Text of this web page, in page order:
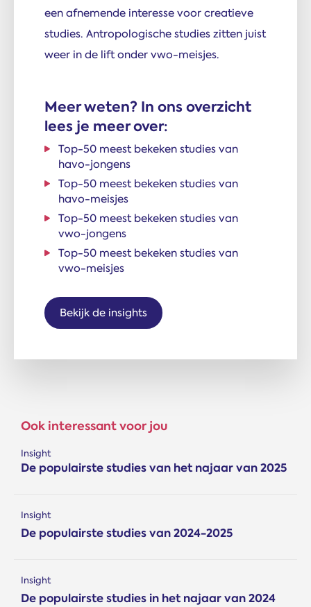
een afnemende interesse voor creatieve
studies. Antropologische studies zitten juist
weer in de lift onder vwo-meisjes.
Meer weten? In ons overzicht
lees je meer over:
Top-50 meest bekeken studies van
havo-jongens
Top-50 meest bekeken studies van
havo-meisjes
Top-50 meest bekeken studies van
vwo-jongens
Top-50 meest bekeken studies van
vwo-meisjes
Bekijk de insights
Ook interessant voor jou
Insight
De populairste studies van het najaar van 2025
Insight
De populairste studies van 2024-2025
Insight
De populairste studies in het najaar van 2024